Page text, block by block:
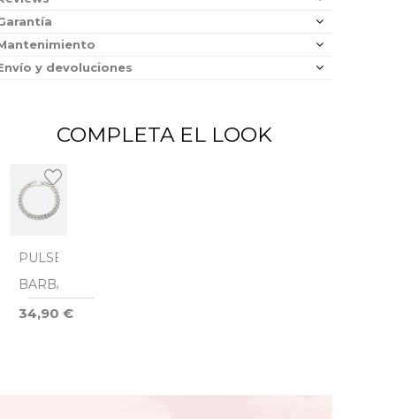
y devoluciones
COMPLETA EL LOOK
PULSERA
BARBADA
34,90 €